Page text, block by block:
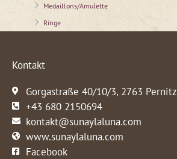
Medaillons/Amulette
Ringe
Kontakt
Gorgastraße 40/10/3, 2763 Pernitz
+43 680 2150694
kontakt@sunaylaluna.com
www.sunaylaluna.com
Facebook